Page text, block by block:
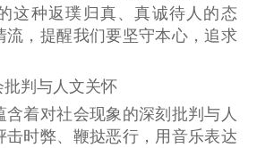
这种返璞归真、真诚待人的态
流，提醒我们要坚守本心，追求
判与人文关怀
含着对社会现象的深刻批判与人
击时弊、鞭挞恶行，用音乐表达